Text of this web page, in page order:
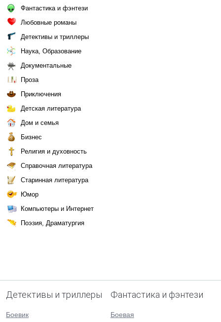
Фантастика и фэнтези
Любовные романы
Детективы и триллеры
Наука, Образование
Документальные
Проза
Приключения
Детская литература
Дом и семья
Бизнес
Религия и духовность
Справочная литература
Старинная литература
Юмор
Компьютеры и Интернет
Поэзия, Драматургия
Детективы и триллеры
Боевик
Фантастика и фэнтези
Боевая